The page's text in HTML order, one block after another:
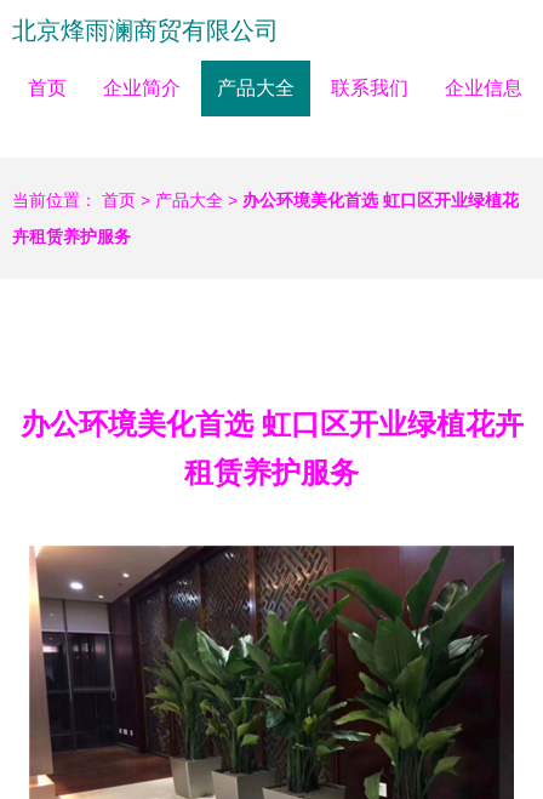
北京烽雨澜商贸有限公司
首页 企业简介 产品大全 联系我们 企业信息
当前位置： 首页 > 产品大全 > 办公环境美化首选 虹口区开业绿植花
卉租赁养护服务
办公环境美化首选 虹口区开业绿植花卉
租赁养护服务